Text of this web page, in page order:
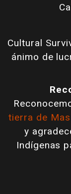
Cultural
ánimo de
tierra de
y
Indígenas